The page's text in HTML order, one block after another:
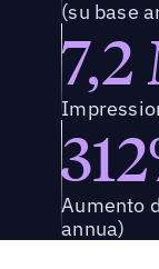
(su base
7,2
Aumento
annua)